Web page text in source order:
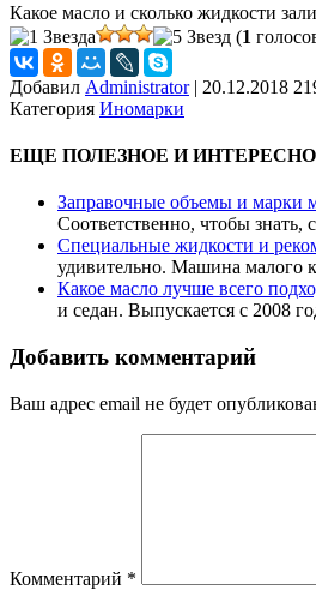
Какое масло и сколько жидкости
(1
Добавил Administrator | 20.12.2018
Категория Иномарки
ЕЩЕ ПОЛЕЗНОЕ И
Заправочные объемы и марки
Соответственно, чтобы знать,
Специальные жидкости и
удивительно. Машина малого
Какое масло лучше всего
и седан. Выпускается с 2008
Добавить комментарий
Ваш адрес email не будет
Комментарий *